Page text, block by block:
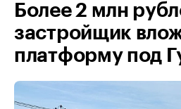
Более 2 млн
застройщик
платформу под